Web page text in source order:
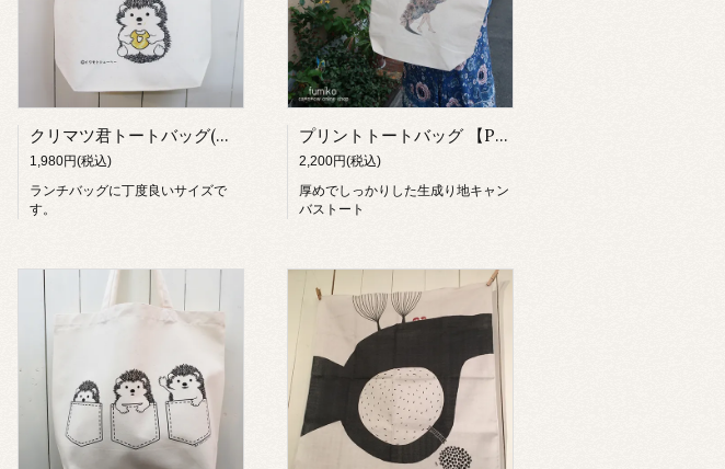
クリマツ君トートバッグ(ドーナツ)【イワモトシューヘー】
1,980円(税込)
ランチバッグに丁度良いサイズで
す。
プリントトートバッグ 【PiPi ANDERSEN】
2,200円(税込)
厚めでしっかりした生成り地キャン
バストート